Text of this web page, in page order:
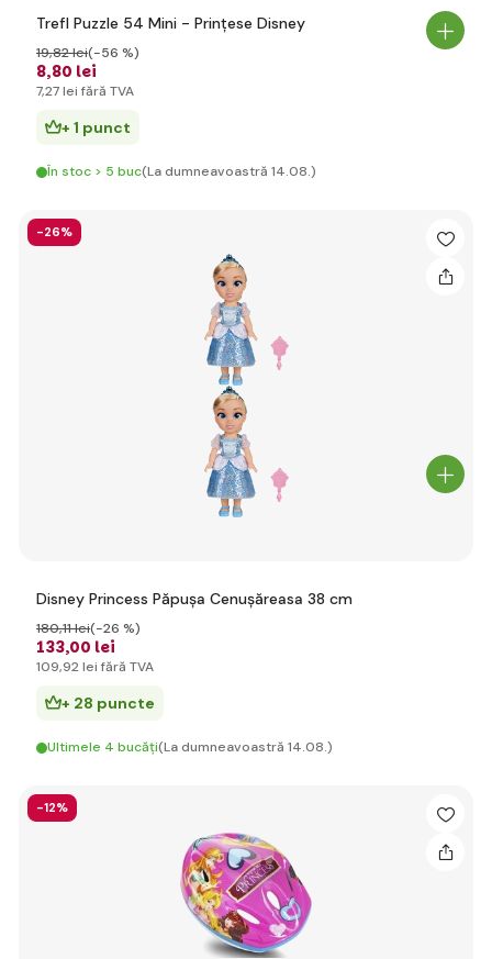
Trefl Puzzle 54 Mini - Prințese Disney
8,80 lei
19,82 lei(-56 %)
7,27 lei fără TVA
+ 1 punct
În stoc > 5 buc(La dumneavoastră 14.08.)
-26%
Disney Princess Păpușa Cenușăreasa 38 cm
133,00 lei
180,11 lei(-26 %)
109,92 lei fără TVA
+ 28 puncte
Ultimele 4 bucăți(La dumneavoastră 14.08.)
-12%